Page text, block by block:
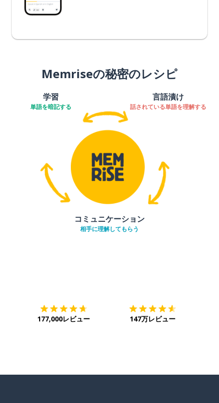
Memriseの秘密のレシピ
学習
単語を暗記する
言語漬け
話されている単語を理解する
コミュニケーション
相手に理解してもらう
177,000レビュー 147万レビュー